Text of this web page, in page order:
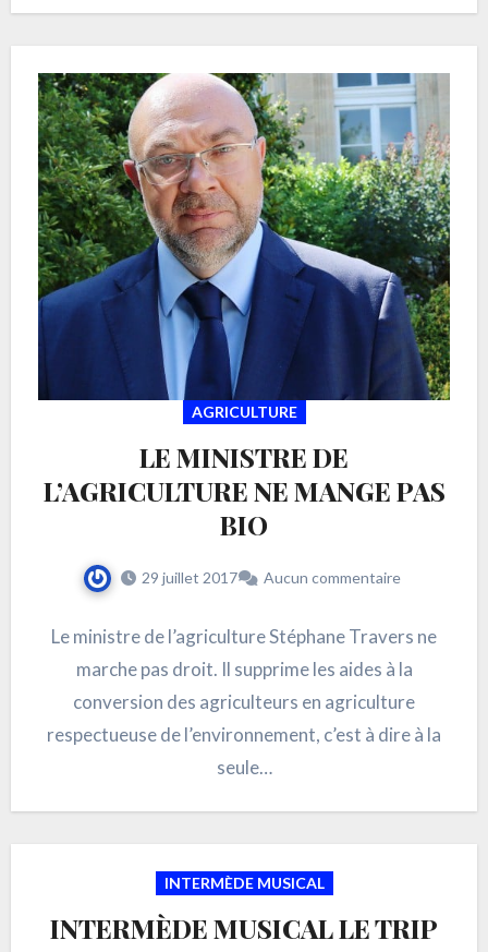
AGRICULTURE
LE MINISTRE DE
L’AGRICULTURE NE MANGE PAS
BIO
29 juillet 2017 Aucun commentaire
Le ministre de l’agriculture Stéphane Travers ne
marche pas droit. Il supprime les aides à la
conversion des agriculteurs en agriculture
respectueuse de l’environnement, c’est à dire à la
seule…
INTERMÈDE MUSICAL
INTERMÈDE MUSICAL LE TRIP